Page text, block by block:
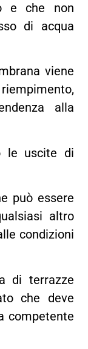
e che non
di acqua
viene
alla
le uscite di
può essere
altro
condizioni
di terrazze
che deve
competente